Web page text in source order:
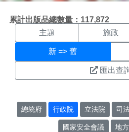
累計出版品總數量：117,872
機關搜尋結果
主題 施政
新 => 舊
匯出查
總統府 行政院 立法院 司
國家安全會議 地